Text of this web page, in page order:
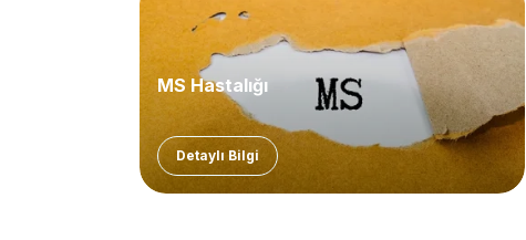
MS Hastalığı
Detaylı Bilgi